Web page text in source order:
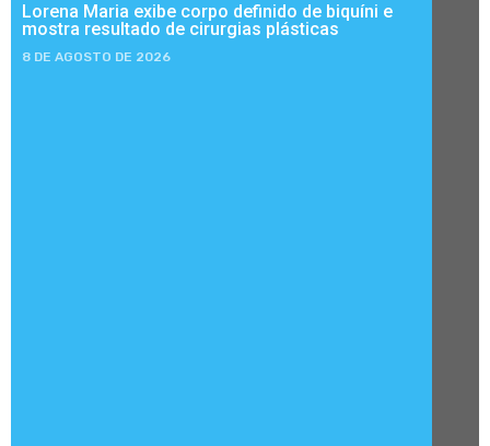
Lorena Maria exibe corpo definido de biquíni e
mostra resultado de cirurgias plásticas
8 DE AGOSTO DE 2026